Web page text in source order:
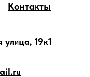
Контакты
19к1